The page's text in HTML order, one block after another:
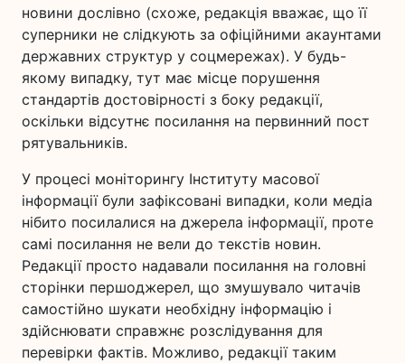
новини дослівно (схоже, редакція вважає, що її
суперники не слідкують за офіційними акаунтами
державних структур у соцмережах). У будь-
якому випадку, тут має місце порушення
стандартів достовірності з боку редакції,
оскільки відсутнє посилання на первинний пост
рятувальників.
У процесі моніторингу Інституту масової
інформації були зафіксовані випадки, коли медіа
нібито посилалися на джерела інформації, проте
самі посилання не вели до текстів новин.
Редакції просто надавали посилання на головні
сторінки першоджерел, що змушувало читачів
самостійно шукати необхідну інформацію і
здійснювати справжнє розслідування для
перевірки фактів. Можливо, редакції таким